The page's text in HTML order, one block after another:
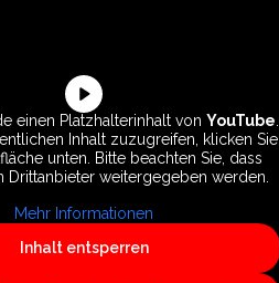
einen Platzhalterinhalt vonYouTube
Inhalt zuzugreifen, klicken Sie
unten. Bitte beachten Sie, dass
Drittanbieter weitergegeben werden.
Mehr Informationen
Inhalt entsperren